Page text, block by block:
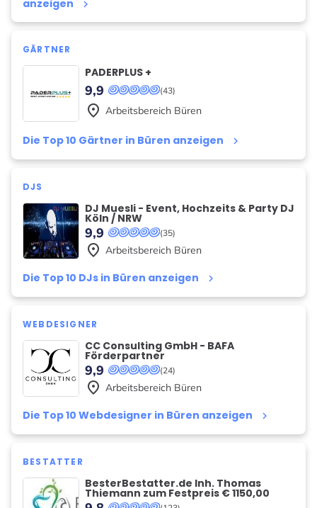
anzeigen keyboard_arrow_right
GÄRTNER
PADERPLUS +
(43)
9,9
Die Top 10 Gärtner in Büren anzeigen keyboard_arrow_right
place Arbeitsbereich Büren
DJS
DJ Muesli - Event, Hochzeits & Party DJ
Köln / NRW
(35)
9,9
Die Top 10 DJs in Büren anzeigen keyboard_arrow_right
place Arbeitsbereich Büren
WEBDESIGNER
CC Consulting GmbH - BAFA
Förderpartner
(24)
9,9
Die Top 10 Webdesigner in Büren anzeigen keyboard_arrow_right
place Arbeitsbereich Büren
BESTATTER
BesterBestatter.de Inh. Thomas
Thiemann zum Festpreis € 1150,00